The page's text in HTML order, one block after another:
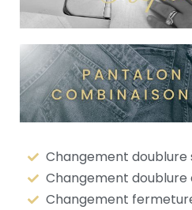
Changement doublure
Changement doublure
Changement